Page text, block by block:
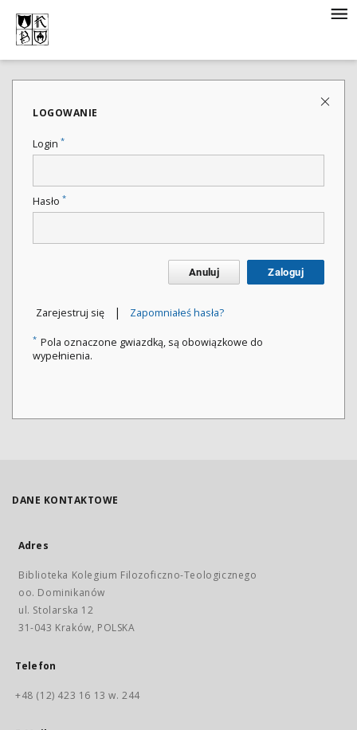
LOGOWANIE
Login *
Hasło *
Anuluj Zaloguj
Zarejestruj się | Zapomniałeś hasła?
* Pola oznaczone gwiazdką, są obowiązkowe do
wypełnienia.
DANE KONTAKTOWE
Adres
Biblioteka Kolegium Filozoficzno-Teologicznego
oo. Dominikanów
ul. Stolarska 12
31-043 Kraków, POLSKA
Telefon
+48 (12) 423 16 13 w. 244